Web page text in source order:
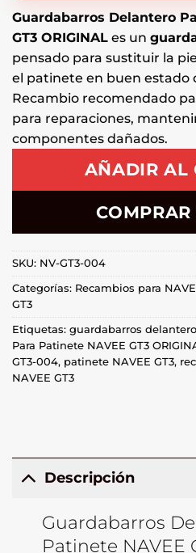
Guardabarros Delantero
GT3 ORIGINAL es un
pensado para sustituir la
el patinete en buen estado
Recambio recomendado
para reparaciones,
componentes dañados.
AÑADIR AL
SKU: NV-GT3-004
Categorías: Recambios para
GT3
Etiquetas: guardabarros delantero
Para Patinete NAVEE GT3
GT3-004, patinete NAVEE GT3,
NAVEE GT3
Descripción
Guardabarros
Patinete NAVEE